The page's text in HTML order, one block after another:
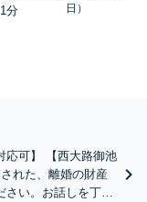
1分
日）
応可】 【西大路御池
れた、離婚の財産
い。お話しを丁寧